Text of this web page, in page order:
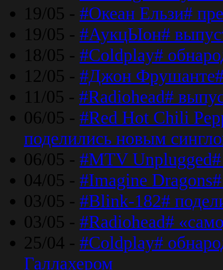
19/05 - #Океан Ельзи#
19/05 - #АукцЫон#
18/05 - #Coldplay#
12/05 - #Джон
11/05 - #Radiohead#
06/05 - #Red Hot Chili
поделились новым
06/05 - #MTV Unplugged#
04/05 - #Imagine
03/05 - #Blink-182#
03/05 - #Radiohead#
25/04 - #Coldplay#
Галлахером